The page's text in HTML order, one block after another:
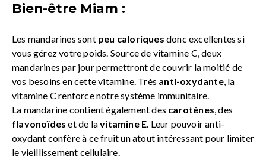
Bien-être Miam :
Les mandarines sont peu caloriques donc excellentes si
vous gérez votre poids. Source de vitamine C, deux
mandarines par jour permettront de couvrir la moitié de
vos besoins en cette vitamine. Très anti-oxydante, la
vitamine C renforce notre système immunitaire.
La mandarine contient également des carotènes, des
flavonoïdes et de lavitamine E. Leur pouvoir anti-
oxydant confère à ce fruit un atout intéressant pour limiter
le vieillissement cellulaire.